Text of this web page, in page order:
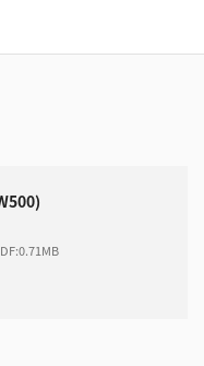
:0.71MB